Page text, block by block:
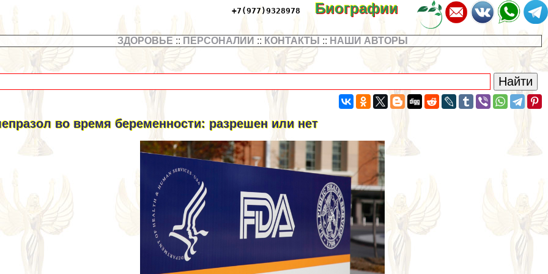
+7(977)9328978 Биографии
ЗДОРОВЬЕ :: ПЕРСОНАЛИИ :: КОНТАКТЫ :: НАШИ АВТОРЫ
во время беременности: разрешен или нет